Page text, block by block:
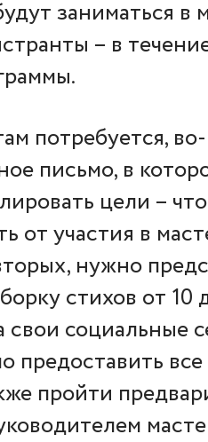
заниматься в
– в
потребуется,
письмо, в
цели –
от участия в
нужно
стихов от 10
свои социальные
предоставить все
пройти